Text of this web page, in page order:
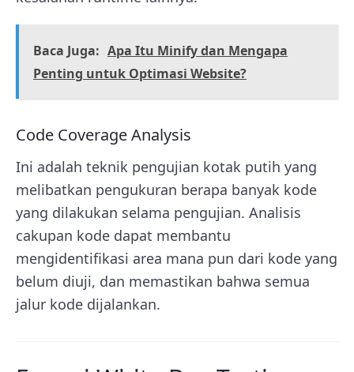
Baca Juga: Apa Itu Minify dan Mengapa
Penting untuk Optimasi Website?
Code Coverage Analysis
Ini adalah teknik pengujian kotak putih yang
melibatkan pengukuran berapa banyak kode
yang dilakukan selama pengujian. Analisis
cakupan kode dapat membantu
mengidentifikasi area mana pun dari kode yang
belum diuji, dan memastikan bahwa semua
jalur kode dijalankan.